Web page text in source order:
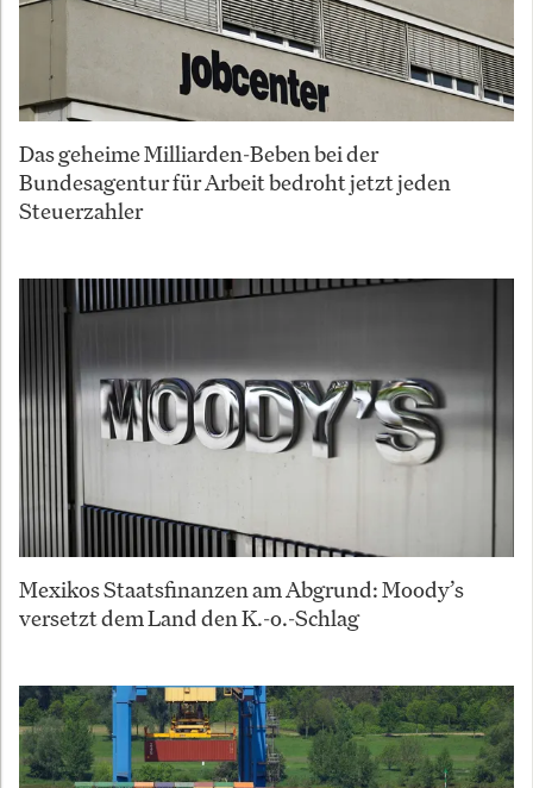
Das geheime Milliarden-Beben bei der
Bundesagentur für Arbeit bedroht jetzt jeden
Steuerzahler
Mexikos Staatsfinanzen am Abgrund: Moody’s
versetzt dem Land den K.-o.-Schlag